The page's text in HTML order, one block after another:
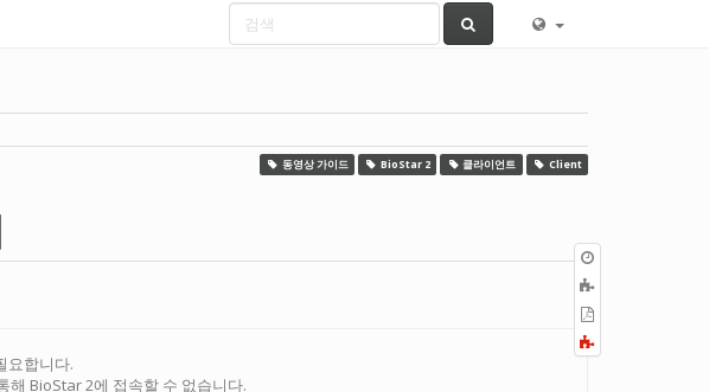
동영상 가이드 BioStar 2 클라이언트 Client
내
all
요합니다.
BioStar 2에 접속할 수 없습니다.